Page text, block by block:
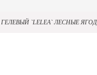
`LELEA` ЛЕСНЫЕ